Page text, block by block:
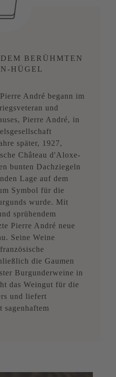
BERÜHMTEN
HÜGEL
André begann im
und
Pierre André, in
später, 1927,
Château d'Aloxe-
bunten Dachziegeln
Lage auf dem
Symbol für die
wurde. Mit
sprühendem
Pierre André neue
Seine Weine
die Gaumen
Burgunderweine in
das Weingut für die
und liefert
sagenhaftem